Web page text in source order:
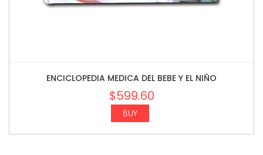
ENCICLOPEDIA MEDICA DEL BEBE Y EL NIÑO
$599.60
BUY